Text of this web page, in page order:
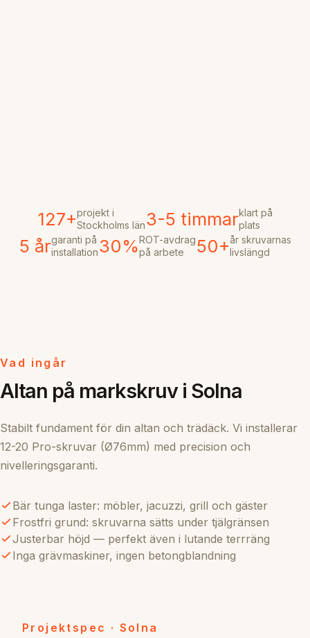
127+projekt i
Stockholms län3-5 timmarklart på
plats
5 årgaranti på
installation30%ROT-avdrag
på arbete
50+år skruvarnas
livslängd
Vad ingår
Altan på markskruv i Solna
Stabilt fundament för din altan och trädäck. Vi installerar
12-20 Pro-skruvar (Ø76mm) med precision och
nivelleringsgaranti.
Bär tunga laster: möbler, jacuzzi, grill och gäster
Frostfri grund: skruvarna sätts under tjälgränsen
Justerbar höjd — perfekt även i lutande terrräng
Inga grävmaskiner, ingen betongblandning
Projektspec · Solna